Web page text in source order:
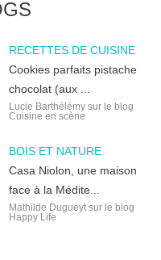
RECETTES DE CUISINE
Cookies parfaits pistache
chocolat (aux ...
Lucie Barthélémy sur le blog
Cuisine en scène
BOIS ET NATURE
Casa Niolon, une maison
face à la Médite...
Mathilde Dugueyt sur le blog
Happy Life